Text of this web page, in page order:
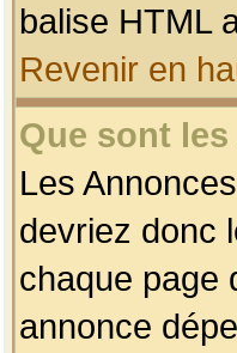
balise HTML
Revenir en
Que sont
Les
devriez donc
chaque page
annonce